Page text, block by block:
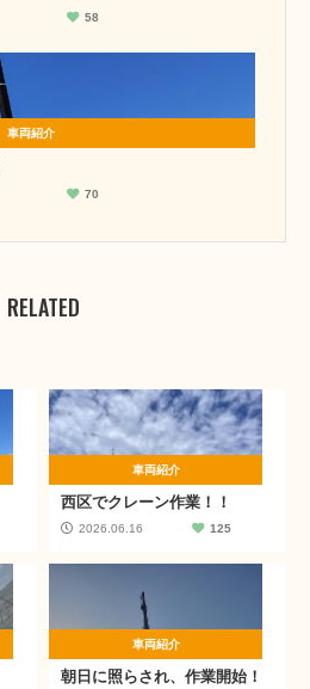
58
車両紹介
70
RELATED
車両紹介
西区でクレーン作業！！
2026.06.16 125
車両紹介
朝日に照らされ、作業開始！